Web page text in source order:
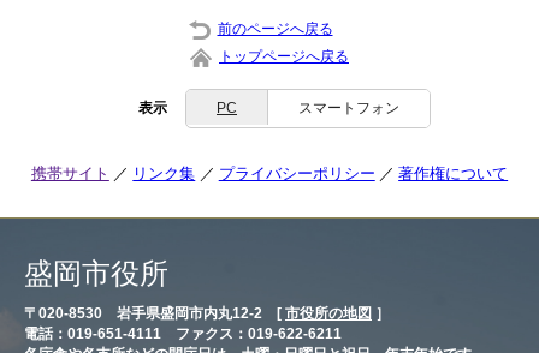
前のページへ戻る
トップページへ戻る
表示 PC スマートフォン
携帯サイト リンク集 プライバシーポリシー 著作権について
盛岡市役所
〒020-8530 岩手県盛岡市内丸12-2 [ 市役所の地図 ］
電話：019-651-4111 ファクス：019-622-6211